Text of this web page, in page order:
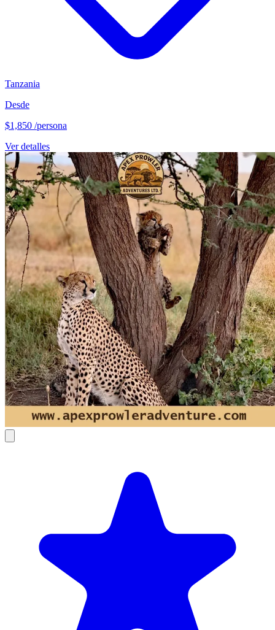
Tanzania
Desde
$1,850 /persona
Ver detalles